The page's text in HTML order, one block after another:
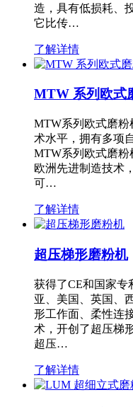
造，具有低损耗、
它比传…
了解详情
MTW 系列欧式
MTW系列欧式磨
术水平，拥有多项
MTW系列欧式磨粉
欧洲先进制造技术
可…
了解详情
超压梯形磨粉机
获得了CE和国家专
亚、美国、英国、
形工作面、柔性连
术，开创了超压梯
超压…
了解详情